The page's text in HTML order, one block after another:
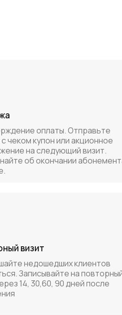
недошедших клиентов
Записывайте на
14, 30,60, 90 дней после
визит
оплаты. Отправьте
чеком купон или акционное
на следующий визит.
об окончании